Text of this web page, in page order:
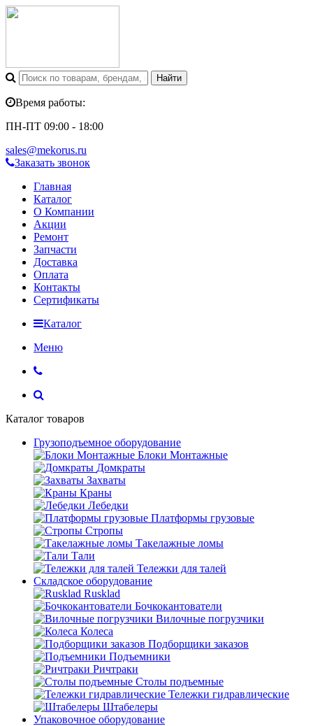
Время работы:
ПН-ПТ 09:00 - 18:00
sales@mekorus.ru
Заказать звонок
Главная
Каталог
О Компании
Акции
Ремонт
Запчасти
Доставка
Оплата
Контакты
Сертификаты
Каталог
Меню
Каталог товаров
Грузоподъемное оборудование
Блоки Монтажные
Домкраты
Захваты
Краны
Лебедки
Платформы грузовые
Стропы
Такелажные ломы
Тали
Тележки для талей
Складское оборудование
Rusklad
Бочкокантователи
Вилочные погрузчики
Колеса
Подборщики заказов
Подъемники
Ричтраки
Столы подъемные
Тележки гидравлические
Штабелеры
Упаковочное оборудование